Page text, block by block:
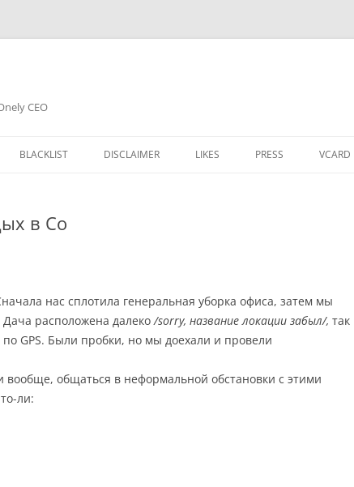
CEO
BLACKLIST DISCLAIMER LIKES PRESS VCARD
в Co
нас сплотила генеральная уборка офиса, затем мы
Дача расположена далеко/sorry, название локации забыл/, так
GPS. Были пробки, но мы доехали и провели
вообще, общаться в неформальной обстановки с этими
ли: